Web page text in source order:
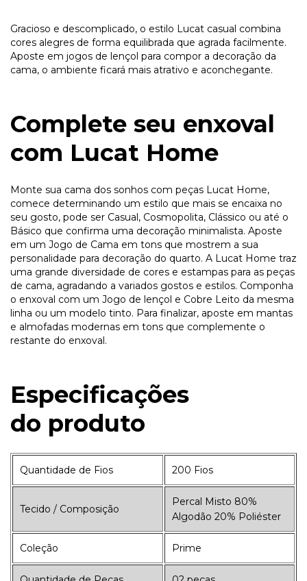
Gracioso e descomplicado, o estilo Lucat casual combina
cores alegres de forma equilibrada que agrada facilmente.
Aposte em jogos de lençol para compor a decoração da
cama, o ambiente ficará mais atrativo e aconchegante.
Complete seu enxoval
com Lucat Home
Monte sua cama dos sonhos com peças Lucat Home,
comece determinando um estilo que mais se encaixa no
seu gosto, pode ser Casual, Cosmopolita, Clássico ou até o
Básico que confirma uma decoração minimalista. Aposte
em um Jogo de Cama em tons que mostrem a sua
personalidade para decoração do quarto. A Lucat Home traz
uma grande diversidade de cores e estampas para as peças
de cama, agradando a variados gostos e estilos. Componha
o enxoval com um Jogo de lençol e Cobre Leito da mesma
linha ou um modelo tinto. Para finalizar, aposte em mantas
e almofadas modernas em tons que complemente o
restante do enxoval.
Especificações
do produto
Quantidade de Fios 200 Fios
Tecido / Composição
Percal Misto 80%
Algodão 20% Poliéster
Coleção Prime